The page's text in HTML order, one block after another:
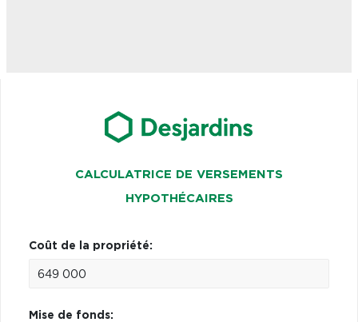
CALCULATRICE DE VERSEMENTS
HYPOTHÉCAIRES
Coût de la propriété:
Mise de fonds: